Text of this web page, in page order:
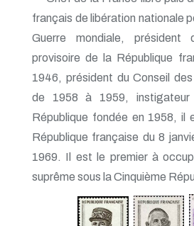
français de libération nationale
Guerre mondiale, président
provisoire de la République
1946, président du Conseil
de 1958 à 1959, instigateur
République fondée en 1958, il
République française du 8
1969. Il est le premier à
suprême sous la Cinquième